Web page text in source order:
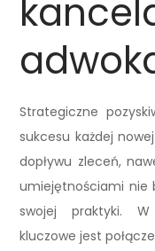
Strategiczne
sukcesu każdej
dopływu zleceń,
umiejętnościami nie
swojej praktyki.
kluczowe jest